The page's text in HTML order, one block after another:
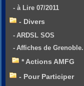
- à Lire 07/2011
- Divers
- ARDSL SOS
- Affiches de Grenoble.
* Actions AMFG
- Pour Participer